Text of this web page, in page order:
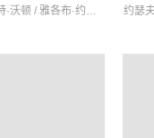
亚当·罗伯特·沃顿 / 雅各布·约瑟夫·沃顿 / 乔·曼特纳